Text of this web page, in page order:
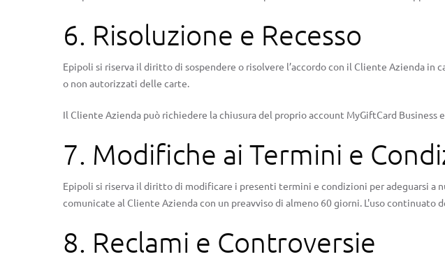
6. Risoluzione e Recesso
Epipoli si riserva il diritto di sospendere o risolvere l’accordo con il Cliente Azienda
o non autorizzati delle carte.
Il Cliente Azienda può richiedere la chiusura del proprio account MyGiftCard
7. Modifiche ai Termini e
Epipoli si riserva il diritto di modificare i presenti termini e condizioni per adeguarsi
comunicate al Cliente Azienda con un preavviso di almeno 60 giorni. L'uso
8. Reclami e Controversie